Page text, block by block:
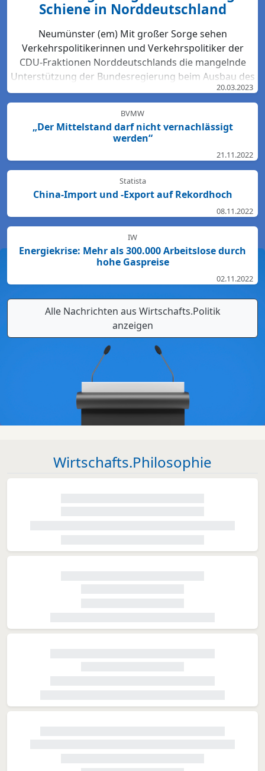
Schiene in Norddeutschland
Neumünster (em) Mit großer Sorge sehen
Verkehrspolitikerinnen und Verkehrspolitiker der
CDU-Fraktionen Norddeutschlands die mangelnde
Unterstützung der Bundesregierung beim Ausbau des
Bahn-Netzes. Hartmut Bodeit, mobilitätspolitischer
Sprecher der bremischen CDUBürgerschaftsfraktion,
betont: „Die neuesten Bewertungen der DB Netz AG
lassen keinen Zweifel: Das Schienennetz ist in der
nirgendwo sonst in Deutschland. Für den Start des
Deutschlandtick...
20.03.2023
BVMW
„Der Mittelstand darf nicht vernachlässigt
werden“
21.11.2022
Statista
China-Import und -Export auf Rekordhoch
08.11.2022
IW
Energiekrise: Mehr als 300.000 Arbeitslose durch
hohe Gaspreise
02.11.2022
Alle Nachrichten aus Wirtschafts.Politik
anzeigen
Wirtschafts.Philosophie